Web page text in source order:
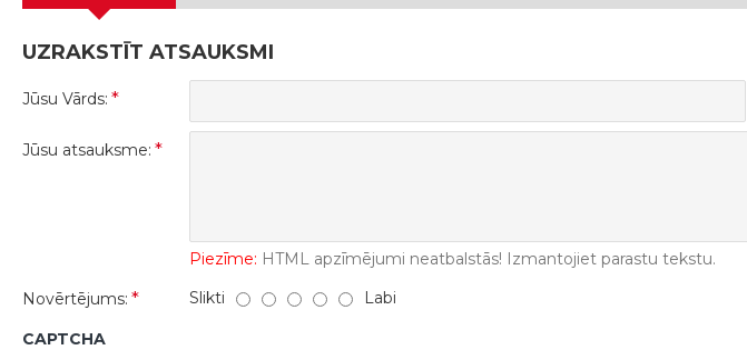
UZRAKSTĪT ATSAUKSMI
Jūsu Vārds:
Jūsu atsauksme:
Piezīme: HTML apzīmējumi neatbalstās! Izmantojiet parastu tekstu.
Novērtējums:
Slikti Labi
CAPTCHA